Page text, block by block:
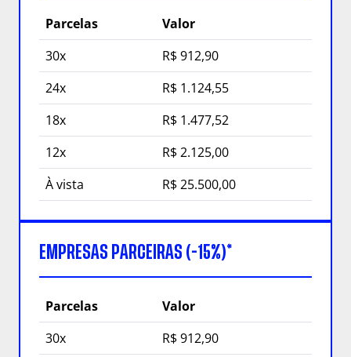
Parcelas
Valor
30x
R$ 912,90
24x
R$ 1.124,55
18x
R$ 1.477,52
12x
R$ 2.125,00
À vista
R$ 25.500,00
EMPRESAS PARCEIRAS (-15%)*
Parcelas
Valor
30x
R$ 912,90